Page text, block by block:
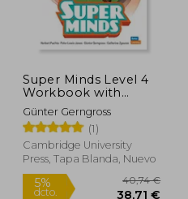
dcto.
Super Minds Level 4
Workbook with
Digital Pack British
English (en Inglés)
Günter Gerngross
(1)
Cambridge University
Press, Tapa Blanda, Nuevo